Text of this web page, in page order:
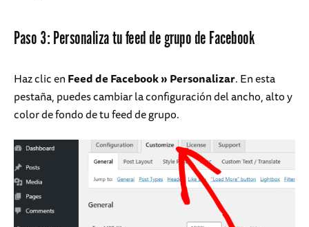
Paso 3: Personaliza tu feed de grupo de Facebook
Haz clic enFeed de Facebook»Personalizar. En esta
pestaña, puedes cambiar la configuración del ancho, alto y
color de fondo de tu feed de grupo.